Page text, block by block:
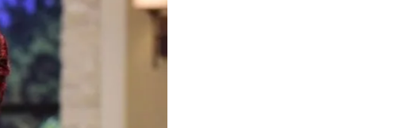
hazırlanmış Aydınlatma Metnimizi okumak ve sitemizde ilgili
için lütfen